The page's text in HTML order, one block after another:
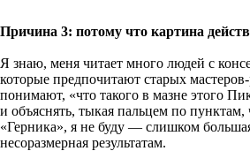
Причина 3: потому что картина
Я знаю, меня читает много людей с
которые предпочитают старых
понимают, «что такого в мазне этого
и объяснять, тыкая пальцем по
«Герника», я не буду — слишком
несоразмерная результатам.